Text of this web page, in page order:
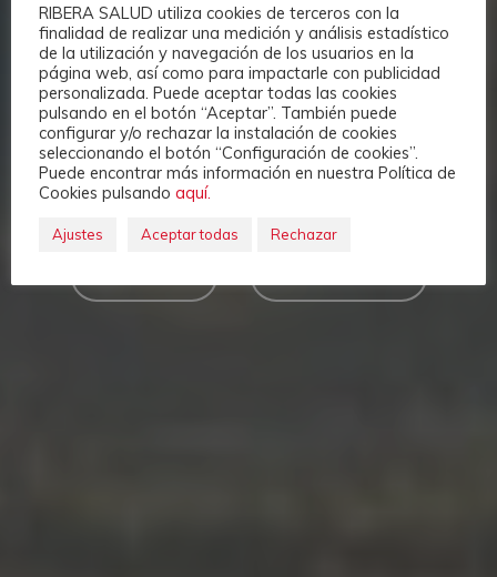
LOS ANGELES, CA 90027, USA
TRAVEL EVENT
RIBERA SALUD utiliza cookies de terceros con la
finalidad de realizar una medición y análisis estadístico
de la utilización y navegación de los usuarios en la
página web, así como para impactarle con publicidad
personalizada. Puede aceptar todas las cookies
pulsando en el botón “Aceptar”. También puede
configurar y/o rechazar la instalación de cookies
seleccionando el botón “Configuración de cookies”.
Puede encontrar más información en nuestra Política de
Cookies pulsando aquí.
Ajustes Aceptar todas Rechazar